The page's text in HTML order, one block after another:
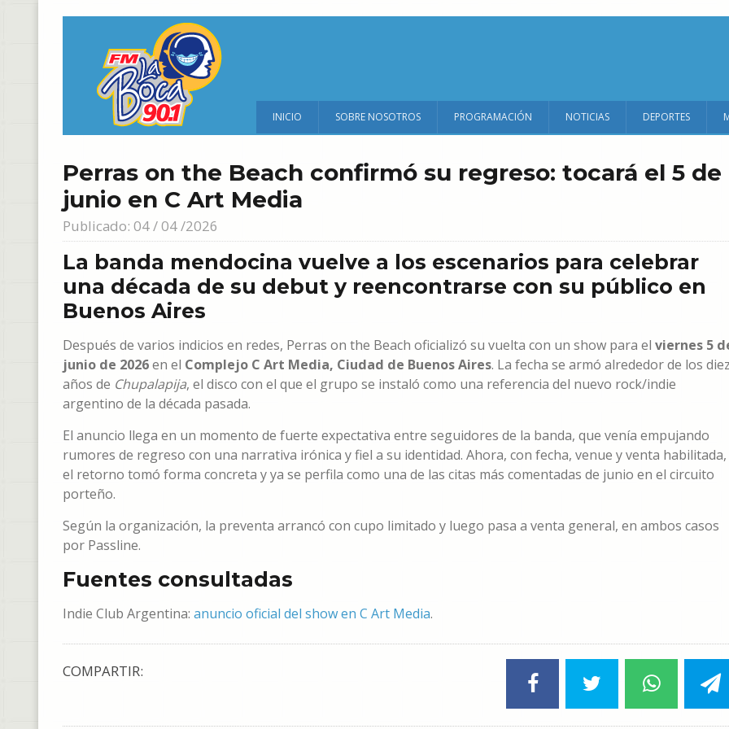
INICIO SOBRE NOSOTROS PROGRAMACIÓN NOTICIAS DEPORTES
Perras on the Beach confirmó su regreso: tocará el 5 de
junio en C Art Media
Publicado: 04 / 04 /2026
La banda mendocina vuelve a los escenarios para celebrar
una década de su debut y reencontrarse con su público en
Buenos Aires
Después de varios indicios en redes, Perras on the Beach oficializó su vuelta con un show para el viernes 5
junio de 2026en el Complejo C Art Media, Ciudad de Buenos Aires. La fecha se armó alrededor de los
años de Chupalapija, el disco con el que el grupo se instaló como una referencia del nuevo rock/indie
argentino de la década pasada.
El anuncio llega en un momento de fuerte expectativa entre seguidores de la banda, que venía empujando
rumores de regreso con una narrativa irónica y fiel a su identidad. Ahora, con fecha, venue y venta habilitada,
el retorno tomó forma concreta y ya se perfila como una de las citas más comentadas de junio en el circuito
porteño.
Según la organización, la preventa arrancó con cupo limitado y luego pasa a venta general, en ambos casos
por Passline.
Fuentes consultadas
Indie Club Argentina: anuncio oficial del show en C Art Media.
COMPARTIR: